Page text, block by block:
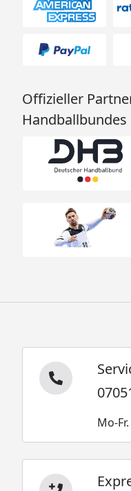
Offizieller
Handballbundes
Mo-